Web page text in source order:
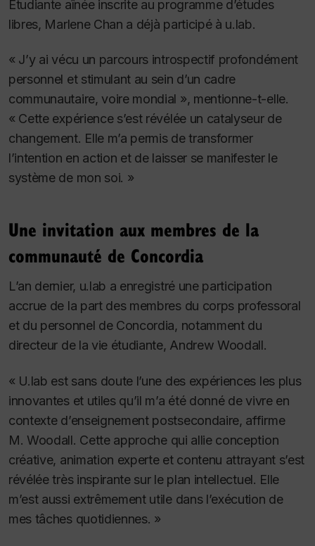
Étudiante aînée inscrite au programme d’études
libres, Marlene Chan a déjà participé à u.lab.
« J’y ai vécu un parcours introspectif profondément
personnel et stimulant au sein d’un cadre
communautaire, voire mondial », mentionne-t-elle.
« Cette expérience s’est révélée un catalyseur de
changement. Elle m’a permis de transformer
l’intention en action et de laisser se manifester le
système de mon soi. »
Une invitation aux membres de la
communauté de Concordia
L’an dernier, u.lab a enregistré une participation
accrue de la part des membres du corps professoral
et du personnel de Concordia, notamment du
directeur de la vie étudiante, Andrew Woodall.
« U.lab est sans doute l’une des expériences les plus
innovantes et utiles qu’il m’a été donné de vivre en
contexte d’enseignement postsecondaire, affirme
M. Woodall. Cette approche qui allie conception
créative, animation experte et contenu attrayant s’est
révélée très inspirante sur le plan intellectuel. Elle
m’est aussi extrêmement utile dans l’exécution de
mes tâches quotidiennes. »